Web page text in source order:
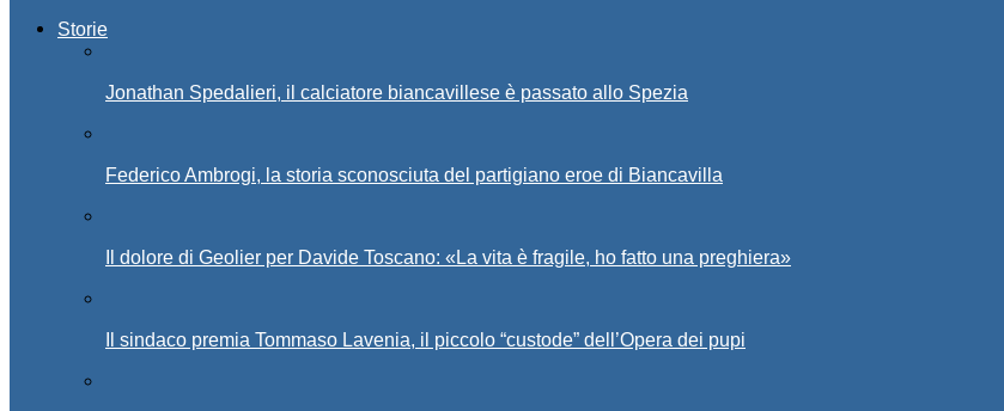
Storie
Jonathan Spedalieri, il calciatore biancavillese è passato allo Spezia
Federico Ambrogi, la storia sconosciuta del partigiano eroe di Biancavilla
Il dolore di Geolier per Davide Toscano: «La vita è fragile, ho fatto una preghiera»
Il sindaco premia Tommaso Lavenia, il piccolo “custode” dell’Opera dei pupi